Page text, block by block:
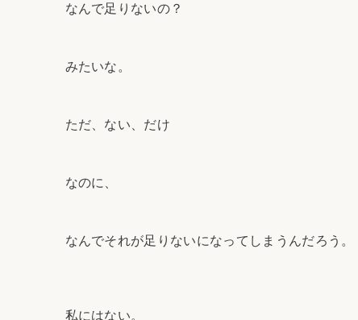
なんで足りないの？
みたいな。
ただ、ない、だけ
なのに、
なんでそれが足りないになってしまうんだろう。
私にはない。